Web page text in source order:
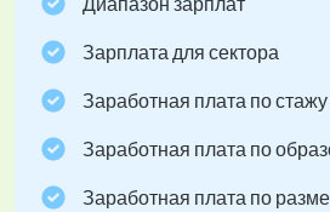
Зарплата для сектора
Заработная плата по
Заработная плата по
Заработная плата по